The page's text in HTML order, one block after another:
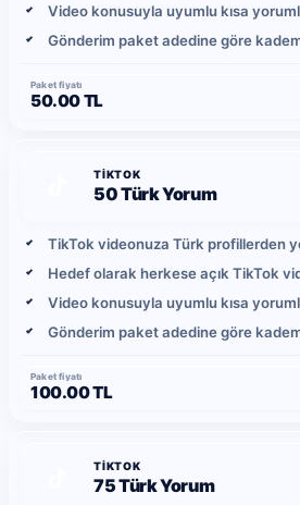
Video konusuyla uyumlu kısa
Gönderim paket adedine göre
Paket fiyatı
50.00 TL
TIKTOK
50 Türk Yorum
TikTok videonuza Türk profillerden
Hedef olarak herkese açık TikTok
Video konusuyla uyumlu kısa
Gönderim paket adedine göre
Paket fiyatı
100.00 TL
TIKTOK
75 Türk Yorum